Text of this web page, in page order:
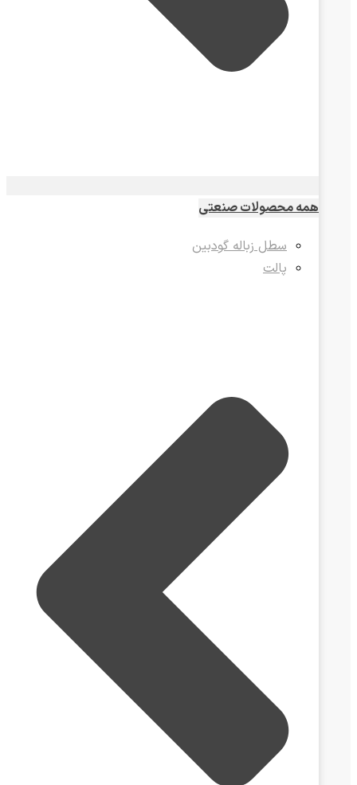
همه محصولات صنعتی
سطل زباله گودبین
پالت